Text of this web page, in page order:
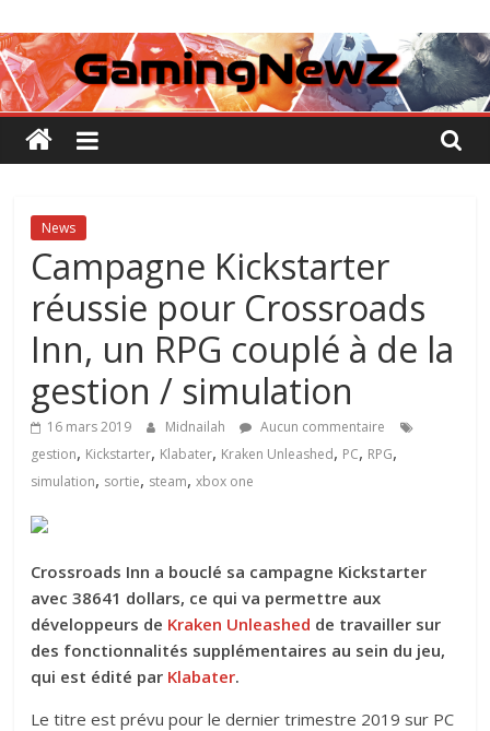
au
contenu
GamingNewZ
Tests
et
Actu
des
vidéo
News
Campagne Kickstarter
réussie pour Crossroads
Inn, un RPG couplé à de la
gestion / simulation
16 mars 2019 Midnailah
Aucun commentaire
gestion, Kickstarter, Klabater, Kraken Unleashed, PC, RPG,
simulation, sortie, steam,xbox one
Crossroads Inn a bouclé sa campagne Kickstarter
avec 38641 dollars, ce qui va permettre aux
développeurs de Kraken Unleashed de travailler sur
des fonctionnalités supplémentaires au sein du jeu,
qui est édité par Klabater.
Le titre est prévu pour le dernier trimestre 2019 sur PC